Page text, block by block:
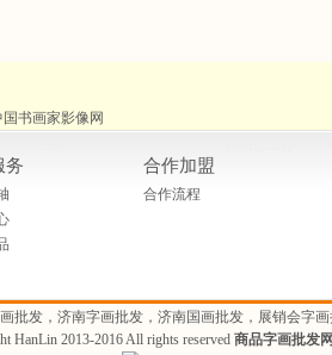
国书画家影像网
务 合作加盟
合作流程
批发，济南字画批发，济南国画批发，展销会字
HanLin 2013-2016 All rights reserved 商品字画批发网